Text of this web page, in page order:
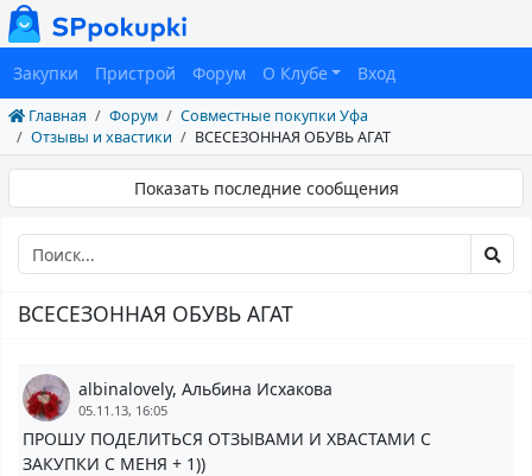
Закупки Пристрой Форум О Клубе Вход
Главная Форум
Совместные покупки Уфа
Отзывы и хвастики
ВСЕСЕЗОННАЯ ОБУВЬ АГАТ
Показать последние сообщения
ВСЕСЕЗОННАЯ ОБУВЬ АГАТ
albinalovely, Альбина Исхакова
05.11.13, 16:05
ПРОШУ ПОДЕЛИТЬСЯ ОТЗЫВАМИ И ХВАСТАМИ С
ЗАКУПКИ С МЕНЯ + 1))